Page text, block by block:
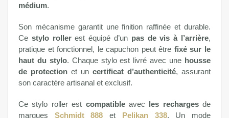
médium.
Son mécanisme garantit une finition raffinée et durable.
Ce stylo rollerest équipé d’un pas de vis à l’arrière,
pratique et fonctionnel, le capuchon peut être fixé sur le
haut du stylo. Chaque stylo est livré avec une housse
de protection et un certificat d’authenticité, assurant
son caractère artisanal et exclusif.
Ce stylo roller est compatibleavec les rechargesde
marques Schmidt 888 et Pelikan 338. Un mode